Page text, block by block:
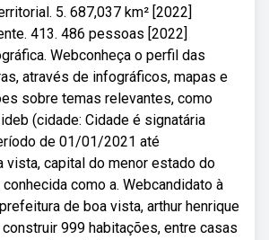
5. 687,037 km² [2022]
413. 486 pessoas [2022]
Webconheça o perfil das
através de infográficos, mapas e
sobre temas relevantes, como
(cidade: Cidade é signatária
de 01/01/2021 até
capital do menor estado do
como a. Webcandidato à
de boa vista, arthur henrique
999 habitações, entre casas